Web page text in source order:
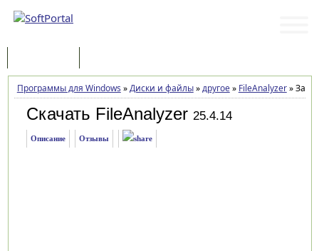
Программы для Windows »Диски и файлы»другое» FileAnalyzer»
Скачать FileAnalyzer 25.4.14
Описание Отзывы